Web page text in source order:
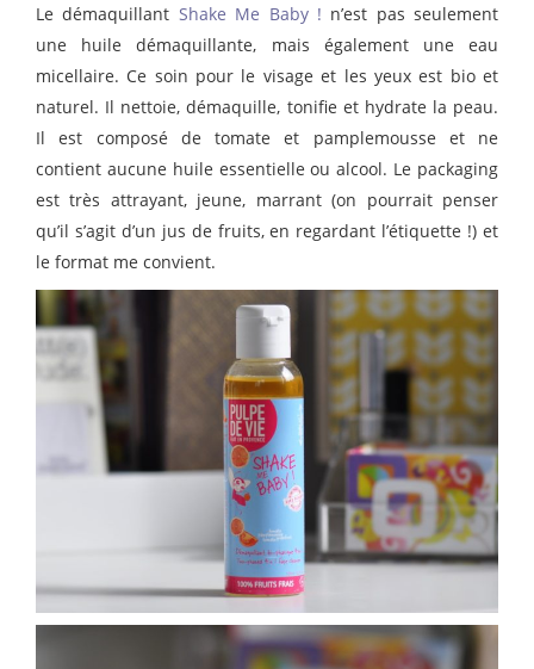
Le démaquillant Shake Me Baby ! n’est pas seulement
une huile démaquillante, mais également une eau
micellaire. Ce soin pour le visage et les yeux est bio et
naturel. Il nettoie, démaquille, tonifie et hydrate la peau.
Il est composé de tomate et pamplemousse et ne
contient aucune huile essentielle ou alcool. Le packaging
est très attrayant, jeune, marrant (on pourrait penser
qu’il s’agit d’un jus de fruits, en regardant l’étiquette !) et
le format me convient.